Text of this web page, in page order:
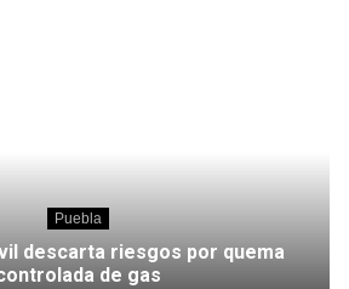
Puebla
descarta riesgos por quema
de gas